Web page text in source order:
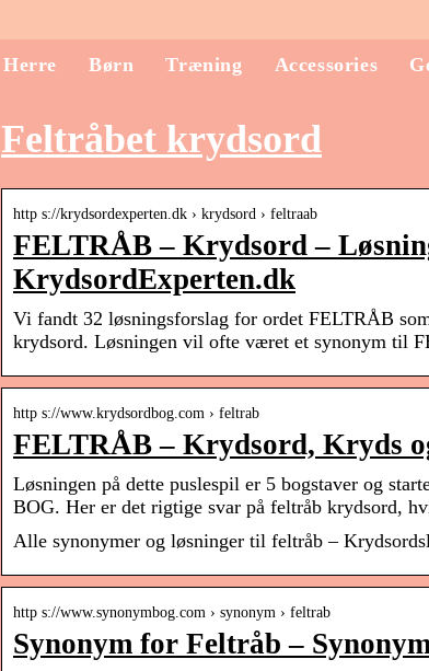
Herre Børn Træning Accessories
Feltråbet krydsord
http s://krydsordexperten.dk › krydsord › feltraab
FELTRÅB – Krydsord –
KrydsordExperten.dk
Vi fandt 32 løsningsforslag for ordet FELTRÅB
krydsord. Løsningen vil ofte været et synonym til
http s://www.krydsordbog.com › feltrab
FELTRÅB – Krydsord, Kryds
Løsningen på dette puslespil er 5 bogstaver og
BOG. Her er det rigtige svar på feltråb krydsord,
Alle synonymer og løsninger til feltråb –
http s://www.synonymbog.com › synonym › feltrab
Synonym for Feltråb –